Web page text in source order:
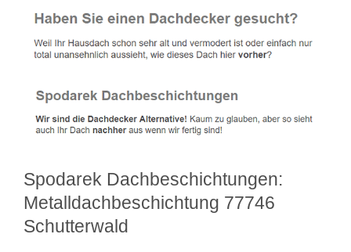
Spodarek Dachbeschichtungen:
Metalldachbeschichtung 77746
Schutterwald